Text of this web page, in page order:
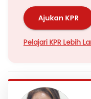
Ajukan KPR
Pelajari KPR Lebih